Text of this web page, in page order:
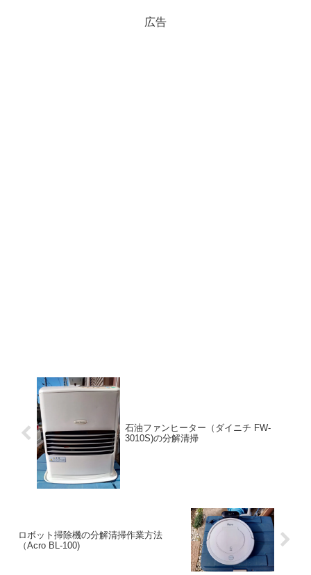
広告
石油ファンヒーター（ダイニチ FW-
3010S)の分解清掃
ロボット掃除機の分解清掃作業方法
（Acro BL-100)